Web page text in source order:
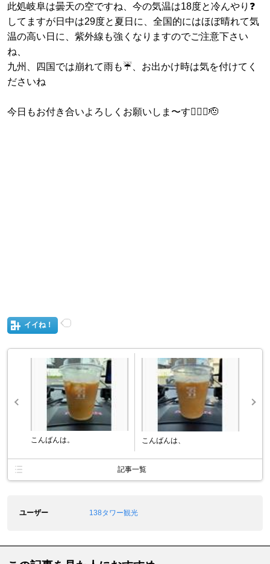
此処岐阜は曇天の空ですね、今の気温は18度と冷んやり❓
してますが日中は29度と夏日に、全国的にはほぼ晴れて気
温の高い日に、紫外線も強くなりますのでご注意下さい
ね、
九州、四国では崩れて雨も☔、お出かけ時は気を付けてく
ださいね
今日もお付き合いよろしくお願いしま〜す🙇🏼‍♂️🫡
イイね！
こんばんは。 こんばんは、
記事一覧
ユーザー 138タワー観光